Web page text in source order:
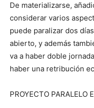
De materializarse,
considerar varios
puede paralizar dos
abierto, y además
va a haber doble
haber una retribución
PROYECTO PARALELO